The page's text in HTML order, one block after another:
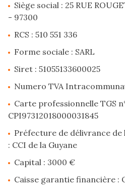
e-
estimation
contact
Siège social : 25 RUE
- 97300
RCS : 510 551 336
Forme sociale : SARL
Siret : 51055133600025
Numero TVA
Carte professionnelle TGS
CPI97312018000031845
Préfecture de délivrance
: CCI de la Guyane
Capital : 3000 €
Caisse garantie financière :